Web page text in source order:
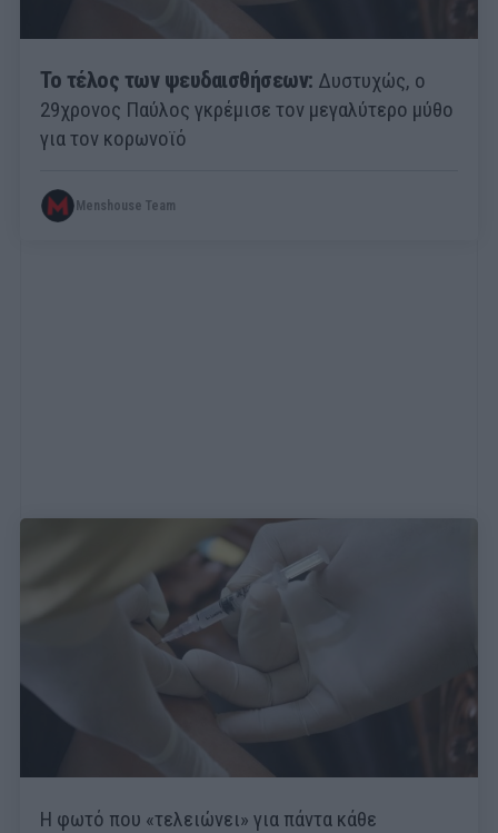
Το τέλος των ψευδαισθήσεων: Δυστυχώς, ο
29χρονος Παύλος γκρέμισε τον μεγαλύτερο μύθο
για τον κορωνοϊό
Menshouse Team
Η φωτό που «τελειώνει» για πάντα κάθε